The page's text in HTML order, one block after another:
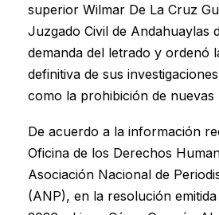
superior Wilmar De La Cruz
Juzgado Civil de Andahuaylas
demanda del letrado y ordenó
definitiva de sus
como la prohibición de nuevas
De acuerdo a la información
Oficina de los Derechos
Asociación Nacional de
(ANP), en la resolución